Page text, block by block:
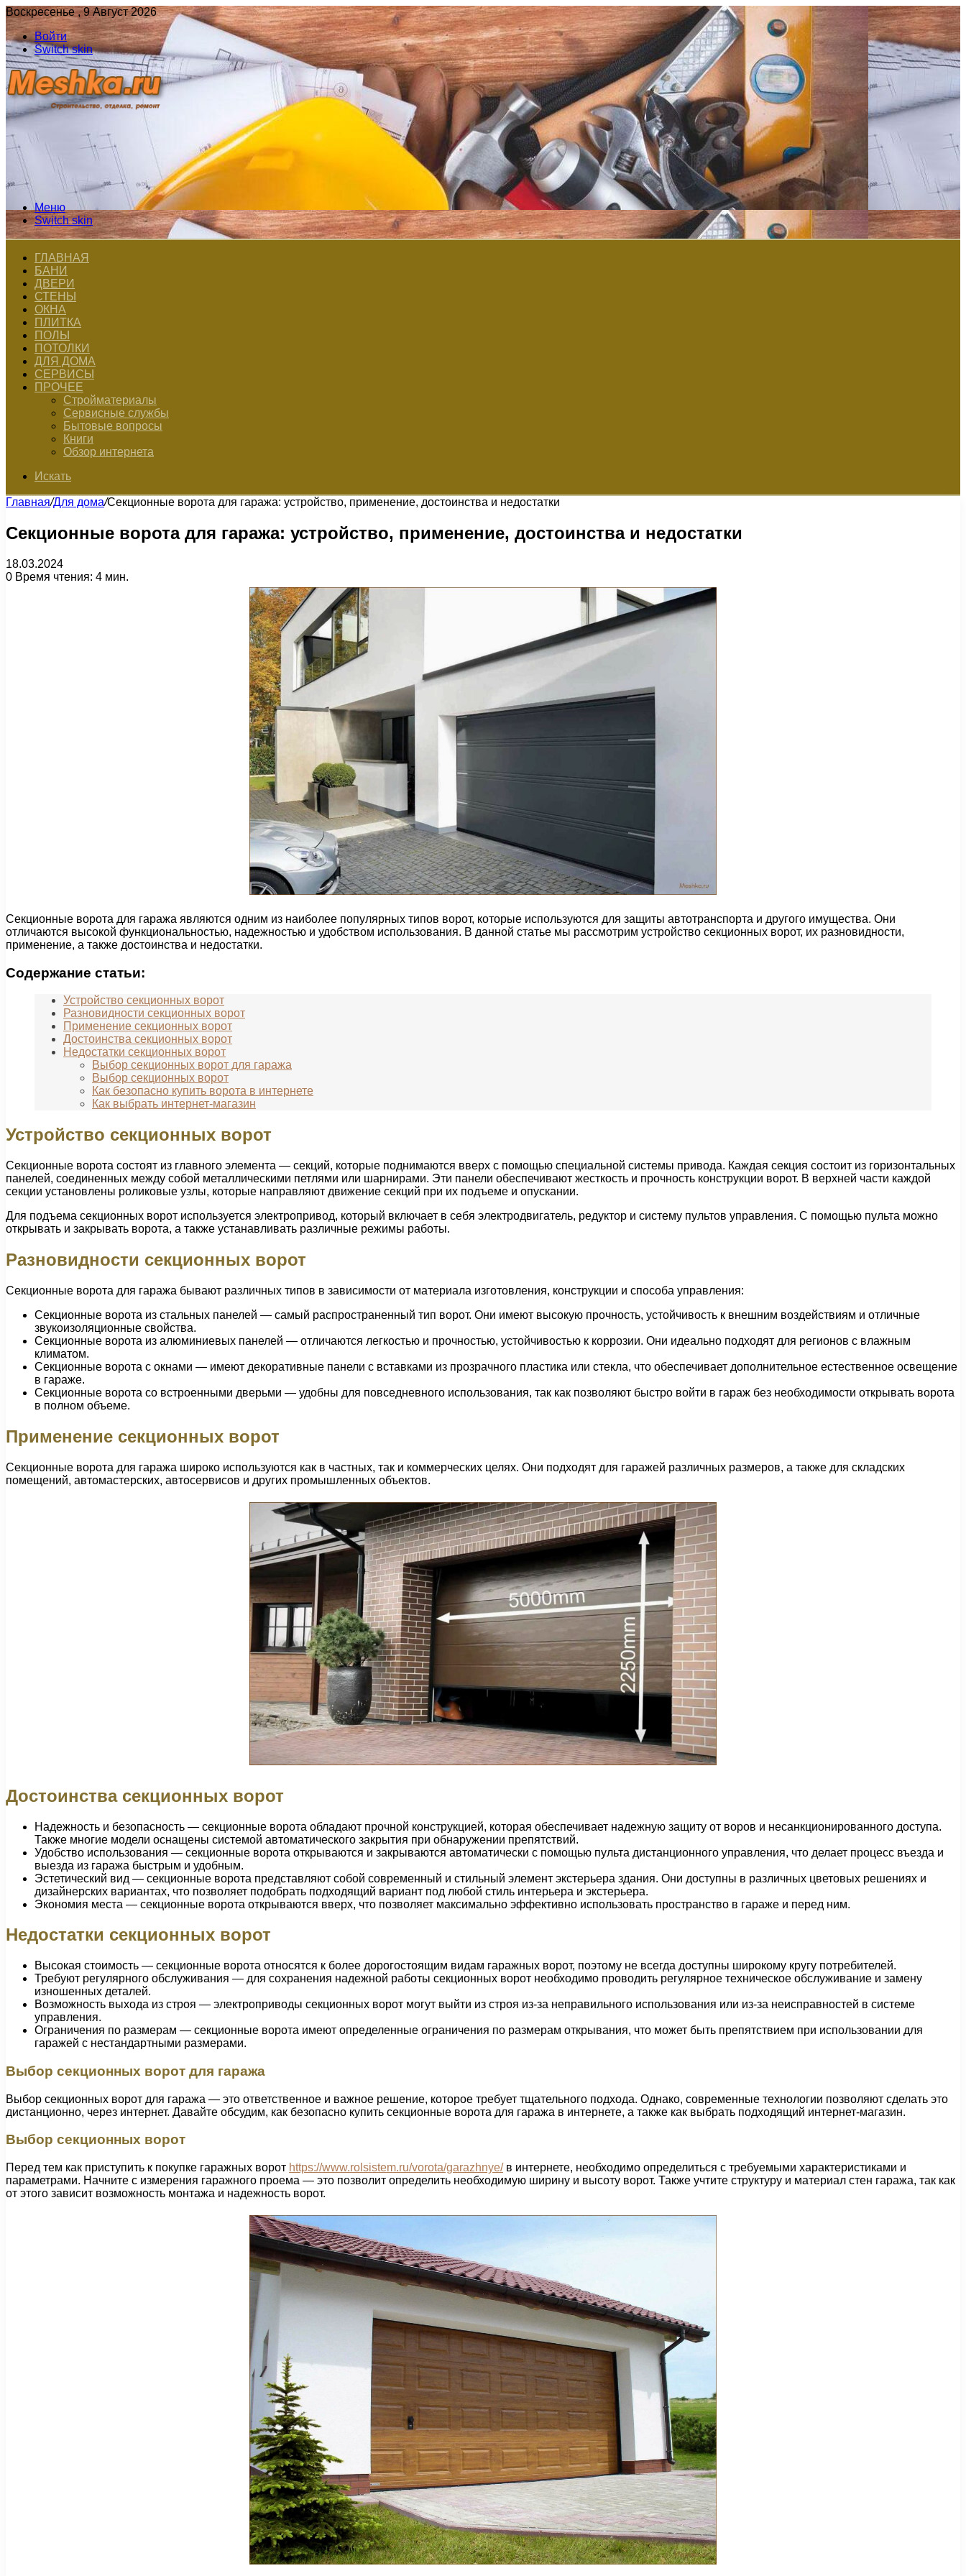
Воскресенье , 9 Август 2026
Войти
Switch skin
Меню
Switch skin
ГЛАВНАЯ
БАНИ
ДВЕРИ
СТЕНЫ
ОКНА
ПЛИТКА
ПОЛЫ
ПОТОЛКИ
ДЛЯ ДОМА
СЕРВИСЫ
ПРОЧЕЕ
Стройматериалы
Сервисные службы
Бытовые вопросы
Книги
Обзор интернета
Искать
Главная/Для дома/Секционные ворота для гаража: устройство, применение, достоинства и недостатки
Секционные ворота для гаража: устройство, применение, достоинства и недостатки
18.03.2024
0 Время чтения: 4 мин.
Секционные ворота для гаража являются одним из наиболее популярных типов ворот, которые используются для защиты автотранспорта и другого имущества. Они
отличаются высокой функциональностью, надежностью и удобством использования. В данной статье мы рассмотрим устройство секционных ворот, их разновидности,
применение, а также достоинства и недостатки.
Содержание статьи:
Устройство секционных ворот
Разновидности секционных ворот
Применение секционных ворот
Достоинства секционных ворот
Недостатки секционных ворот
Выбор секционных ворот для гаража
Выбор секционных ворот
Как безопасно купить ворота в интернете
Как выбрать интернет-магазин
Устройство секционных ворот
Секционные ворота состоят из главного элемента — секций, которые поднимаются вверх с помощью специальной системы привода. Каждая секция состоит из горизонтальных
панелей, соединенных между собой металлическими петлями или шарнирами. Эти панели обеспечивают жесткость и прочность конструкции ворот. В верхней части каждой
секции установлены роликовые узлы, которые направляют движение секций при их подъеме и опускании.
Для подъема секционных ворот используется электропривод, который включает в себя электродвигатель, редуктор и систему пультов управления. С помощью пульта можно
открывать и закрывать ворота, а также устанавливать различные режимы работы.
Разновидности секционных ворот
Секционные ворота для гаража бывают различных типов в зависимости от материала изготовления, конструкции и способа управления:
Секционные ворота из стальных панелей — самый распространенный тип ворот. Они имеют высокую прочность, устойчивость к внешним воздействиям и отличные
звукоизоляционные свойства.
Секционные ворота из алюминиевых панелей — отличаются легкостью и прочностью, устойчивостью к коррозии. Они идеально подходят для регионов с влажным
климатом.
Секционные ворота с окнами — имеют декоративные панели с вставками из прозрачного пластика или стекла, что обеспечивает дополнительное естественное освещение
в гараже.
Секционные ворота со встроенными дверьми — удобны для повседневного использования, так как позволяют быстро войти в гараж без необходимости открывать ворота
в полном объеме.
Применение секционных ворот
Секционные ворота для гаража широко используются как в частных, так и коммерческих целях. Они подходят для гаражей различных размеров, а также для складских
помещений, автомастерских, автосервисов и других промышленных объектов.
Достоинства секционных ворот
Надежность и безопасность — секционные ворота обладают прочной конструкцией, которая обеспечивает надежную защиту от воров и несанкционированного доступа.
Также многие модели оснащены системой автоматического закрытия при обнаружении препятствий.
Удобство использования — секционные ворота открываются и закрываются автоматически с помощью пульта дистанционного управления, что делает процесс въезда и
выезда из гаража быстрым и удобным.
Эстетический вид — секционные ворота представляют собой современный и стильный элемент экстерьера здания. Они доступны в различных цветовых решениях и
дизайнерских вариантах, что позволяет подобрать подходящий вариант под любой стиль интерьера и экстерьера.
Экономия места — секционные ворота открываются вверх, что позволяет максимально эффективно использовать пространство в гараже и перед ним.
Недостатки секционных ворот
Высокая стоимость — секционные ворота относятся к более дорогостоящим видам гаражных ворот, поэтому не всегда доступны широкому кругу потребителей.
Требуют регулярного обслуживания — для сохранения надежной работы секционных ворот необходимо проводить регулярное техническое обслуживание и замену
изношенных деталей.
Возможность выхода из строя — электроприводы секционных ворот могут выйти из строя из-за неправильного использования или из-за неисправностей в системе
управления.
Ограничения по размерам — секционные ворота имеют определенные ограничения по размерам открывания, что может быть препятствием при использовании для
гаражей с нестандартными размерами.
Выбор секционных ворот для гаража
Выбор секционных ворот для гаража — это ответственное и важное решение, которое требует тщательного подхода. Однако, современные технологии позволяют сделать это
дистанционно, через интернет. Давайте обсудим, как безопасно купить секционные ворота для гаража в интернете, а также как выбрать подходящий интернет-магазин.
Выбор секционных ворот
Перед тем как приступить к покупке гаражных ворот https://www.rolsistem.ru/vorota/garazhnye/в интернете, необходимо определиться с требуемыми характеристиками и
параметрами. Начните с измерения гаражного проема — это позволит определить необходимую ширину и высоту ворот. Также учтите структуру и материал стен гаража, так как
от этого зависит возможность монтажа и надежность ворот.